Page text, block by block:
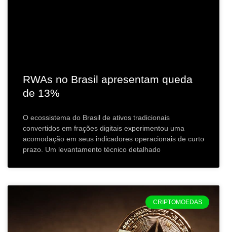
RWAs no Brasil apresentam queda
de 13%
O ecossistema do Brasil de ativos tradicionais
convertidos em frações digitais experimentou uma
acomodação em seus indicadores operacionais de curto
prazo. Um levantamento técnico detalhado
CRIPTOMOEDAS